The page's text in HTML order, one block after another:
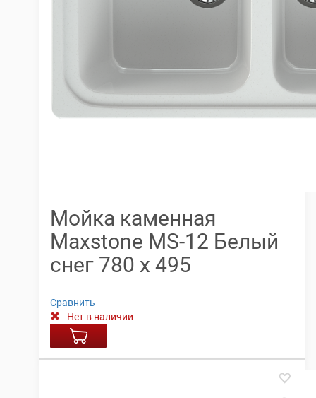
Мойка каменная
Maxstone МS-12 Белый
снег 780 х 495
Сравнить
Нет в наличии